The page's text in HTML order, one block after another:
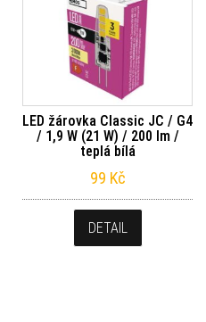
LED žárovka Classic JC / G4
/ 1,9 W (21 W) / 200 lm /
teplá bílá
99 Kč
DETAIL